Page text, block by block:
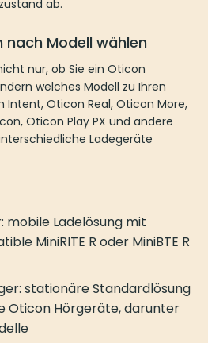
oder MiniBTE R Modelle
Standardlösung für
Hörgeräte, darunter bestimmte
Ladestation für kompatible
Ruby, Zircon, Play PX oder
die genaue Modellbezeichnung
Oticon ist die Unterscheidung
R und neueren
zu meinen Hörgeräten?